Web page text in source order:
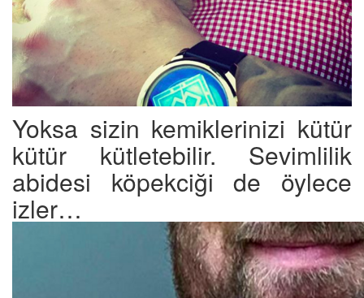
Yoksa sizin kemiklerinizi kütür
kütür kütletebilir. Sevimlilik
abidesi köpekciği de öylece
izler…